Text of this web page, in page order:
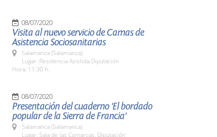
08/07/2020
Visita al nuevo servicio de Camas de
Asistencia Sociosanitarias
Salamanca (Salamanca)
Lugar: Residencia Asistida Diputación
Hora: 11:30 h.
08/07/2020
Presentación del cuaderno 'El bordado
popular de la Sierra de Francia'
Salamanca (Salamanca)
Lugar: Sala de las Comarcas. Diputación